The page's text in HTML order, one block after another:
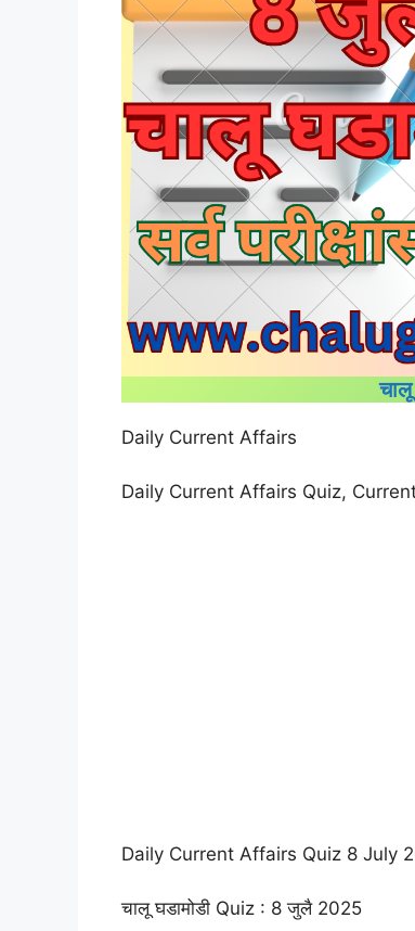
Daily Current Affairs
Daily Current Affairs Quiz,
Daily Current Affairs Quiz 8 July
चालू घडामोडी Quiz : 8 जुलै 2025